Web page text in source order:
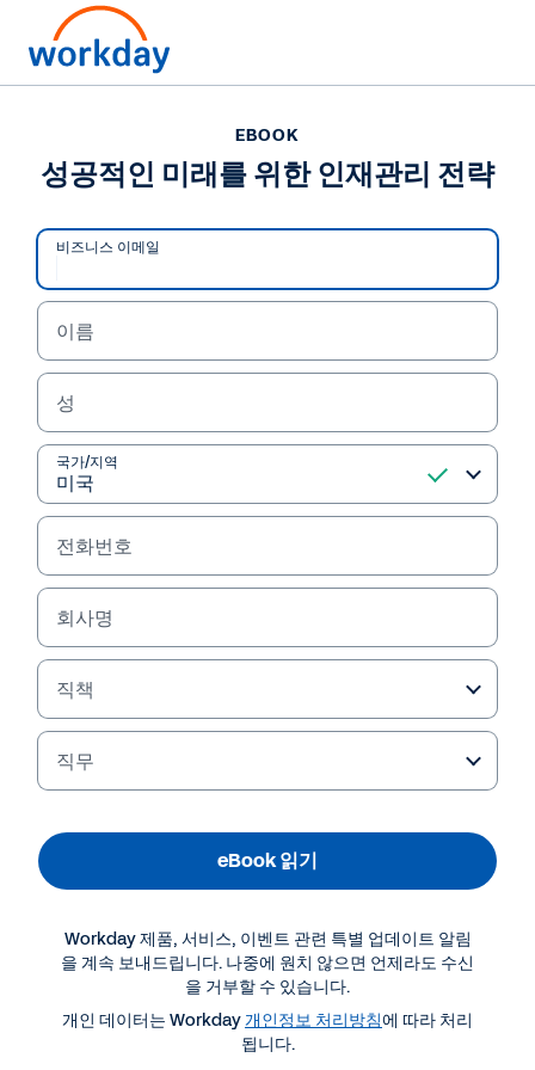
성공적인 미래를 위한 인재
관리 전략
채용, 개발, 관리에 관한 정적이고 사일로화된 접근
방식은 과거와 달리 더는 충분하지 않습니다. 지금 바
로 애자일 인력 운용을 뒷받침할 미래 지향적 인재관
리 전략을 마련하세요.
eBook 읽기
더 많은 자료 보기
EBOOK
성공적인 미래를 위한 인재관리 전략
EBOOK
성공적인 미래를 위한 인재관리 전략
비즈니스 이메일
이름
성
국가/지역
전화번호
회사명
직책
직무
eBook 읽기
Workday 제품, 서비스, 이벤트 관련 특별 업데이트 알림
을 계속 보내드립니다. 나중에 원치 않으면 언제라도 수신
을 거부할 수 있습니다.
개인 데이터는 Workday개인정보 처리방침에 따라 처리
됩니다.